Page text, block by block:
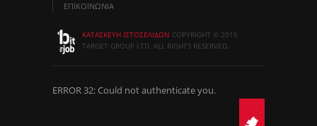
ΕΠΙΚΟΙΝΩΝΙΑ
ΚΑΤΑΣΚΕΥΉ ΙΣΤΟΣΕΛΊΔΩΝ COPYRIGHT © 2015
TARGET GROUP LTD. ALL RIGHTS RESERVED.
ERROR 32: Could not authenticate you.